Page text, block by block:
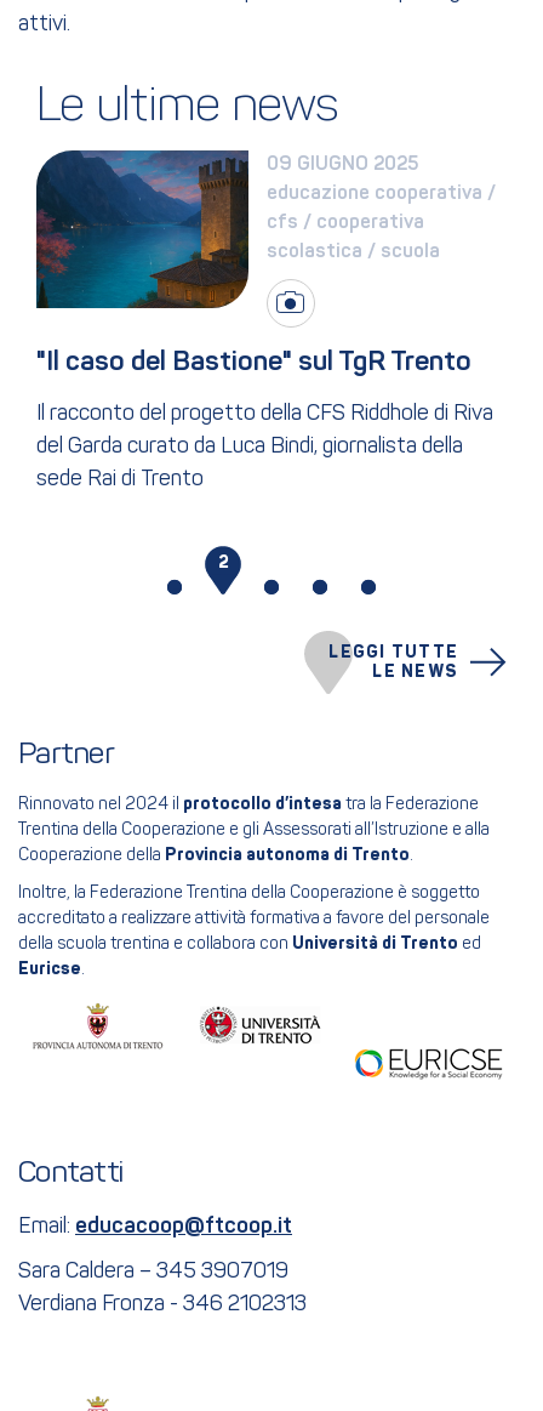
attivi.
Le ultime news
LEGGI TUTTE
LE NEWS
09 GIUGNO 2025
educazione cooperativa /
cfs / cooperativa
scolastica / scuola
"Il caso del Bastione" sul TgR Trento
Il racconto del progetto della CFS Riddhole di Riva
del Garda curato da Luca Bindi, giornalista della
sede Rai di Trento
2
Partner
Rinnovato nel 2024 il protocollo d’intesa tra la Federazione
Trentina della Cooperazione e gli Assessorati all’Istruzione e alla
Cooperazione della Provincia autonoma di Trento.
Inoltre, la Federazione Trentina della Cooperazione è soggetto
accreditato a realizzare attività formativa a favore del personale
della scuola trentina e collabora con Università di Trento ed
Euricse.
Contatti
Email: educacoop@ftcoop.it
Sara Caldera – 345 3907019
Verdiana Fronza - 346 2102313